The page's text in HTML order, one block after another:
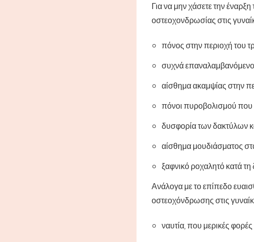
Για να μην χάσετε την
οστεοχονδρωσίας στις
πόνος στην περιοχή του
συχνά
αίσθημα ακαμψίας στην
πόνοι πυροβολισμού που
δυσφορία των δακτύλων
αίσθημα μουδιάσματος
ξαφνικό ροχαλητό κατά τη
Ανάλογα με το επίπεδο
οστεοχόνδρωσης στις
ναυτία, που μερικές φορές